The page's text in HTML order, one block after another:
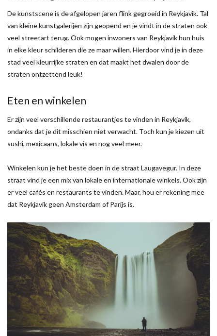
De kunstscene is de afgelopen jaren flink gegroeid in Reykjavik. Tal
van kleine kunstgalerijen zijn geopend en je vindt in de straten ook
veel streetart terug. Ook mogen inwoners van Reykjavik hun huis
in elke kleur schilderen die ze maar willen. Hierdoor vind je in deze
stad veel kleurrijke straten en dat maakt het dwalen door de
straten ontzettend leuk!
Eten en winkelen
Er zijn veel verschillende restaurantjes te vinden in Reykjavik,
ondanks dat je dit misschien niet verwacht. Toch kun je kiezen uit
sushi, mexicaans, lokale vis en nog veel meer.
Winkelen kun je het beste doen in de straat Laugavegur. In deze
straat vind je een mix van lokale en internationale winkels. Ook zijn
er veel cafés en restaurants te vinden. Maar, hou er rekening mee
dat Reykjavik geen Amsterdam of Parijs is.